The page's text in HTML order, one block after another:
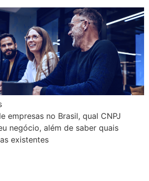
empresas no Brasil, qual CNPJ
negócio, além de saber quais
existentes